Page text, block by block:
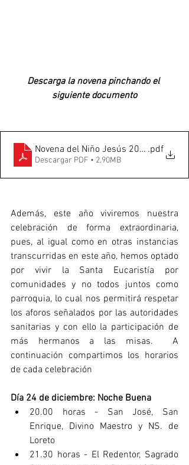
Descarga la novena pinchando el
siguiente documento
Novena del Niño Jesús 2021.pdf
Descargar PDF • 2.90MB
Además, este año viviremos nuestra
celebración de forma extraordinaria,
pues, al igual como en otras instancias
transcurridas en este año, hemos optado
por vivir la Santa Eucaristía por
comunidades y no todos juntos como
parroquia, lo cual nos permitirá respetar
los aforos señalados por las autoridades
sanitarias y con ello la participación de
más hermanos a las misas.  A
continuación compartimos los horarios
de cada celebración
Día 24 de diciembre: Noche Buena
20.00 horas - San José, San
Enrique, Divino Maestro y NS. de
Loreto
21.30 horas - El Redentor, Sagrado